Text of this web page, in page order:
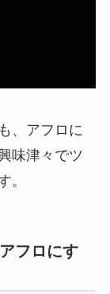
、アフロに
味津々でツ
。
フロにす